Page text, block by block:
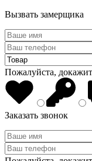
Вызвать замерщика
Пожалуйста,
Заказать звонок